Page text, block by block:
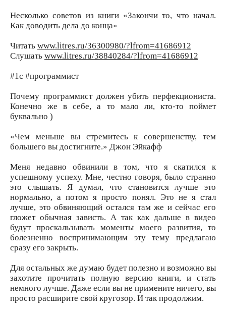
Несколько советов из книги «Закончи то, что начал.
Как доводить дела до конца»
Читать www.litres.ru/36300980/?lfrom=41686912
Слушать www.litres.ru/38840284/?lfrom=41686912
#1с #программист
Почему программист должен убить перфекциониста.
Конечно же в себе, а то мало ли, кто-то поймет
буквально )
«Чем меньше вы стремитесь к совершенству, тем
большего вы достигните.» Джон Эйкафф
Меня недавно обвинили в том, что я скатился к
успешному успеху. Мне, честно говоря, было странно
это слышать. Я думал, что становится лучше это
нормально, а потом я просто понял. Это не я стал
лучше, это обвиняющий остался там же и сейчас его
гложет обычная зависть. А так как дальше в видео
будут проскальзывать моменты моего развития, то
болезненно воспринимающим эту тему предлагаю
сразу его закрыть.
Для остальных же думаю будет полезно и возможно вы
захотите прочитать полную версию книги, и стать
немного лучше. Даже если вы не примените ничего, вы
просто расширите свой кругозор. И так продолжим.